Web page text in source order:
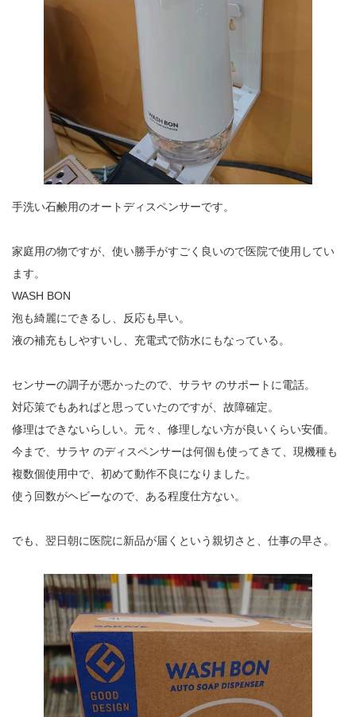
手洗い石鹸用のオートディスペンサーです。
家庭用の物ですが、使い勝手がすごく良いので医院で使用してい
ます。
WASH BON
泡も綺麗にできるし、反応も早い。
液の補充もしやすいし、充電式で防水にもなっている。
センサーの調子が悪かったので、サラヤ のサポートに電話。
対応策でもあればと思っていたのですが、故障確定。
修理はできないらしい。元々、修理しない方が良いくらい安価。
今まで、サラヤ のディスペンサーは何個も使ってきて、現機種も
複数個使用中で、初めて動作不良になりました。
使う回数がヘビーなので、ある程度仕方ない。
でも、翌日朝に医院に新品が届くという親切さと、仕事の早さ。